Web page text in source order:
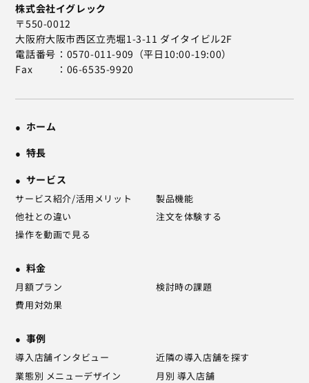
株式会社イグレック
〒550-0012
大阪府大阪市西区立売堀1-3-11 ダイタイビル2F
電話番号
0570-011-909（平日10:00-19:00）
Fax
06-6535-9920
ホーム
特長
サービス
サービス紹介/活用メリット
製品機能
他社との違い
注文を体験する
操作を動画で見る
料金
月額プラン
検討時の課題
費用対効果
事例
導入店舗インタビュー
近隣の導入店舗を探す
業態別 メニューデザイン
月別 導入店舗